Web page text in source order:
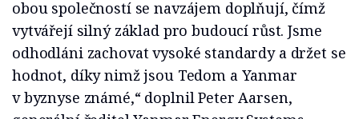
obou společností se navzájem doplňují, čímž
vytvářejí silný základ pro budoucí růst. Jsme
odhodláni zachovat vysoké standardy a držet se
hodnot, díky nimž jsou Tedom a Yanmar
v byznyse známé,“ doplnil Peter Aarsen,